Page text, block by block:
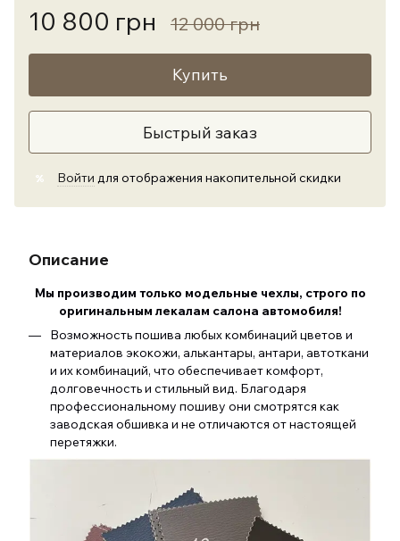
10 800 грн 12 000 грн
Купить
Быстрый заказ
% Войти для отображения накопительной скидки
Описание
Мы производим только модельные чехлы, строго по
оригинальным лекалам салона автомобиля!
Возможность пошива любых комбинаций цветов и
материалов экокожи, алькантары, антари, автоткани
и их комбинаций, что обеспечивает комфорт,
долговечность и стильный вид. Благодаря
профессиональному пошиву они смотрятся как
заводская обшивка и не отличаются от настоящей
перетяжки.